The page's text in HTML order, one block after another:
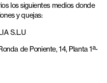
los siguientes medios donde
y quejas:
S.L.U
de Poniente, 14, Planta 1ª-